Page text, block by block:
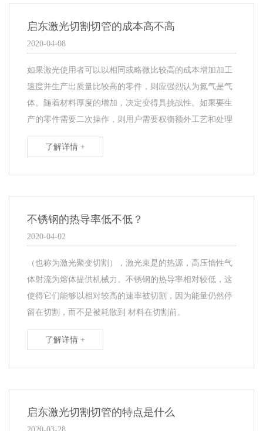
启东激光切割切管的成本高不高
2020-04-08
如果激光使用者可以以相同或略微比较高的成本增加加工
速度并生产出质量比较高的零件，则应强烈认为氮气是气
体。随着材料厚度的增加，决定变得具挑战性。如果要生
产的零件需要二次操作，则用户需要权衡额外工艺和处理
了解详情 +
不锈钢的热导率低不低？
2020-04-02
（也称为激光聚变切割），激光束是的热源，高压惰性气
体射流为熔体提供机械力。不锈钢的热导率相对较低，这
使得它们能够以相对较高的速率被切割，因为能量仍然停
留在切割，而不是被耗散到 材料在切割前。
了解详情 +
启东激光切割切管的特点是什么